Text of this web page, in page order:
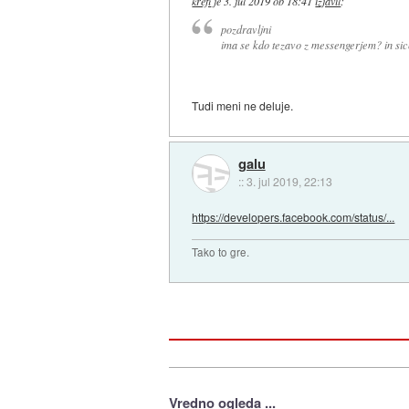
pozdravljni
ima se kdo tezavo z messengerjem? in
Tudi meni ne deluje.
galu
::3. jul 2019, 22:13
https://developers.facebook.com/status/...
Tako to gre.
Vredno ogleda ...